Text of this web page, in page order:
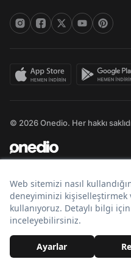
© 2026 Onedio. Her hakkı
Bir